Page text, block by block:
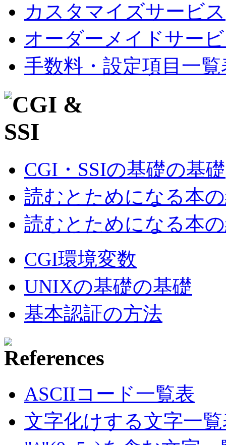
カスタマイズサービス
オーダーメイドサー
手数料・設定項目一覧
CGI・SSIの基礎の基礎
読むとためになる本
読むとためになる本
CGI環境変数
UNIXの基礎の基礎
基本認証の方法
ASCIIコード一覧表
文字化けする文字一